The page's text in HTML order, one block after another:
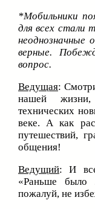
*Мобильники
для всех стали
верные.
вопрос.
Ведущая:
нашей
технических
веке. А как
путешествий,
общения!
Ведущий: И
«Раньше было
пожалуй, не